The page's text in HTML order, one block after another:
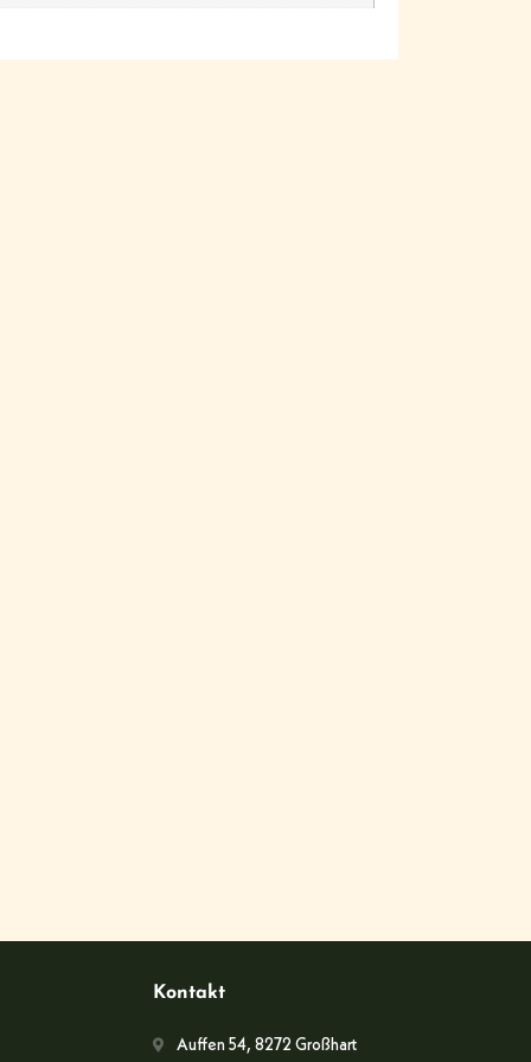
Kontakt
Auffen 54, 8272 Großhart